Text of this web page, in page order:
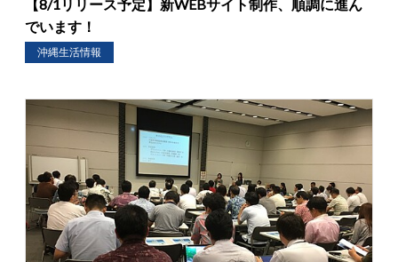
【8/1リリース予定】新WEBサイト制作、順調に進ん
でいます！
沖縄生活情報